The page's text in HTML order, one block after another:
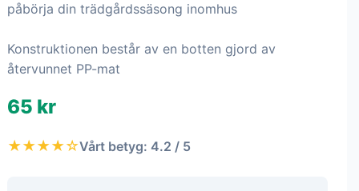
påbörja din trädgårdssäsong inomhus
Konstruktionen består av en botten gjord av
återvunnet PP-mat
65 kr
★★★★☆Vårt betyg: 4.2 / 5